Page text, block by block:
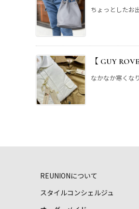
ちょっとしたお
【 GUY
なかなか寒くな
REUNIONについて
スタイルコンシェルジュ